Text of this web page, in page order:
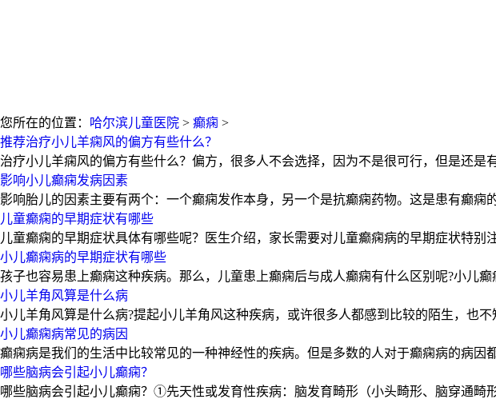
您所在的位置： 哈尔滨儿童医院 > 癫痫 >
推荐治疗小儿羊痫风的偏方有些什么？
治疗小儿羊痫风的偏方有些什么？偏方，很多人不会选择，因为不是很可行，但是还
影响小儿癫痫发病因素
影响胎儿的因素主要有两个：一个癫痫发作本身，另一个是抗癫痫药物。这是患有癫
儿童癫痫的早期症状有哪些
儿童癫痫的早期症状具体有哪些呢？医生介绍，家长需要对儿童癫痫病的早期症状特
小儿癫痫病的早期症状有哪些
孩子也容易患上癫痫这种疾病。那么，儿童患上癫痫后与成人癫痫有什么区别呢?小儿
小儿羊角风算是什么病
小儿羊角风算是什么病?提起小儿羊角风这种疾病，或许很多人都感到比较的陌生，也
小儿癫痫病常见的病因
癫痫病是我们的生活中比较常见的一种神经性的疾病。但是多数的人对于癫痫病的病
哪些脑病会引起小儿癫痫？
哪些脑病会引起小儿癫痫？①先天性或发育性疾病：脑发育畸形（小头畸形、脑穿通畸